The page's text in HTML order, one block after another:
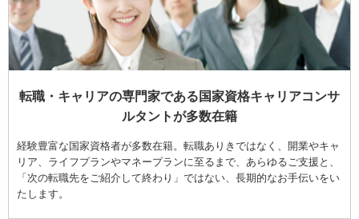
転職・キャリアの専門家である国家資格キャリアコンサ
ルタントが多数在籍
経験豊富な国家資格者が多数在籍。転職ありきではなく、開業やキャ
リア、ライフプランやマネープランに至るまで、あらゆるご支援と、
「次の転職先をご紹介して終わり」ではない、長期的なお手伝いをい
たします。